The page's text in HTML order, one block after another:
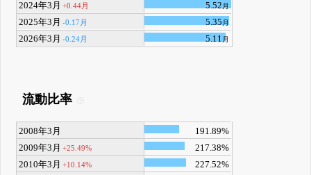
2024年3月 +0.44月 5.52月
2025年3月 -0.17月 5.35月
2026年3月 -0.24月 5.11月
流動比率
2008年3月
191.89%
2009年3月 +25.49%
217.38%
2010年3月 +10.14%
227.52%